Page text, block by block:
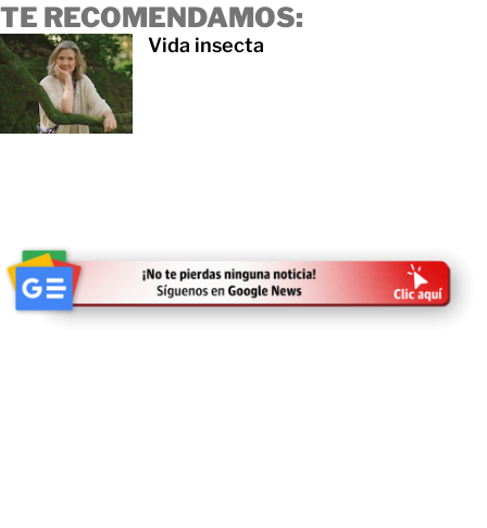
TE RECOMENDAMOS:
Vida insecta